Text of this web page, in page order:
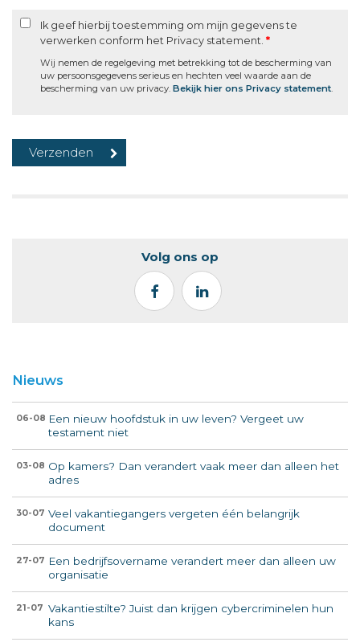
Ik geef hierbij toestemming om mijn gegevens te
verwerken conform het Privacy statement. *
Wij nemen de regelgeving met betrekking tot de bescherming van
uw persoonsgegevens serieus en hechten veel waarde aan de
bescherming van uw privacy. Bekijk hier ons Privacy statement.
Volg ons op
Nieuws
06-08 Een nieuw hoofdstuk in uw leven? Vergeet uw
testament niet
03-08 Op kamers? Dan verandert vaak meer dan alleen het
adres
30-07 Veel vakantiegangers vergeten één belangrijk
document
27-07 Een bedrijfsovername verandert meer dan alleen uw
organisatie
21-07 Vakantiestilte? Juist dan krijgen cybercriminelen hun
kans